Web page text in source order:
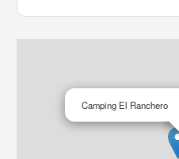
Camping El Ranchero